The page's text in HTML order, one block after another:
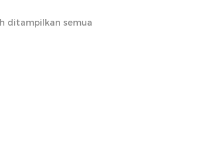
ditampilkan semua